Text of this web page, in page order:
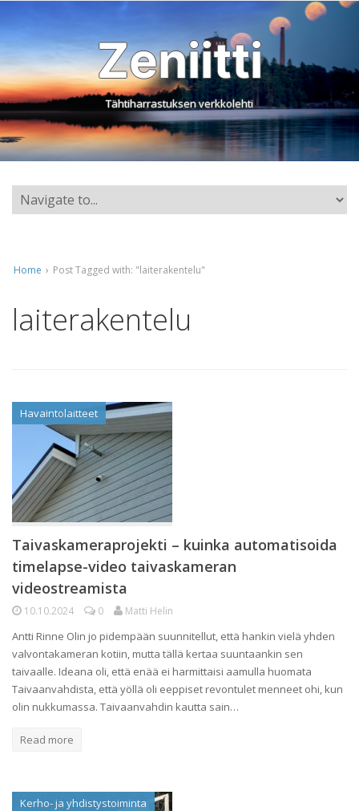
Zeniitti
Tähtiharrastuksen verkkolehti
Home › Post Tagged with: "laiterakentelu"
laiterakentelu
Havaintolaitteet
Taivaskameraprojekti – kuinka automatisoida
timelapse-video taivaskameran
videostreamista
10.10.2024 0 Matti Helin
Antti Rinne Olin jo pidempään suunnitellut, että hankin vielä yhden
valvontakameran kotiin, mutta tällä kertaa suuntaankin sen
taivaalle. Ideana oli, että enää ei harmittaisi aamulla huomata
Taivaanvahdista, että yöllä oli eeppiset revontulet menneet ohi, kun
olin nukkumassa. Taivaanvahdin kautta sain…
Read more
Kerho- ja yhdistystoiminta